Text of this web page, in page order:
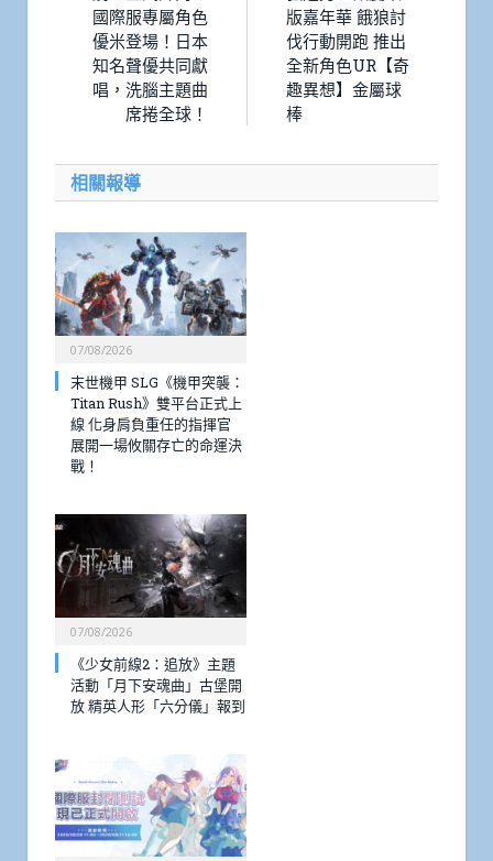
國際服專屬角色
優米登場！日本
知名聲優共同獻
唱，洗腦主題曲
席捲全球！
版嘉年華 餓狼討
伐行動開跑 推出
全新角色UR【奇
趣異想】金屬球
棒
相關報導
07/08/2026
末世機甲 SLG《機甲突襲：
Titan Rush》雙平台正式上
線 化身肩負重任的指揮官
展開一場攸關存亡的命運決
戰！
07/08/2026
《少女前線2：追放》主題
活動「月下安魂曲」古堡開
放 精英人形「六分儀」報到